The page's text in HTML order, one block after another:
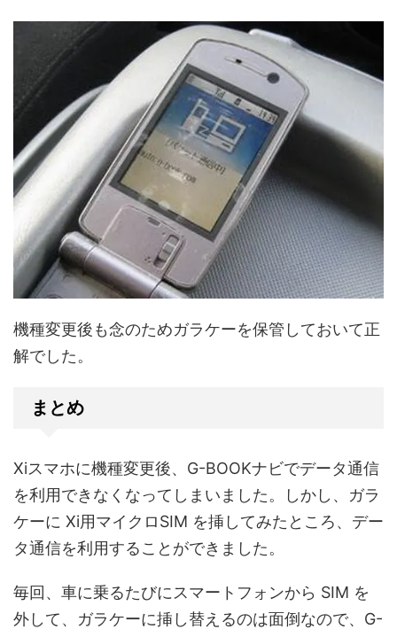
機種変更後も念のためガラケーを保管しておいて正
解でした。
まとめ
Xiスマホに機種変更後、G-BOOKナビでデータ通信
を利用できなくなってしまいました。しかし、ガラ
ケーに Xi用マイクロSIM を挿してみたところ、デー
タ通信を利用することができました。
毎回、車に乗るたびにスマートフォンから SIM を
外して、ガラケーに挿し替えるのは面倒なので、G-